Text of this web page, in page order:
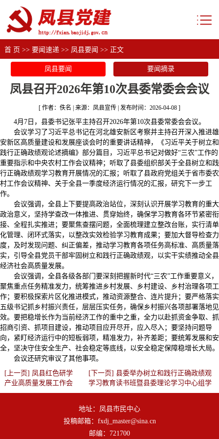
首 页 >> 要闻速递>> 凤县要闻 >> 正文
凤县要闻 要闻摘录
凤县召开2026年第10次县委常委会会议
[ 作者：佚名 | 来源：凤县宣传 | 发布时间：2026-04-08 ]
4月7日，县委书记张平主持召开2026年第10次县委常委会会议。
会议学习了习近平总书记在河北雄安新区考察并主持召开深入推进雄
安新区高质量建设和发展座谈会时的重要讲话精神，《习近平关于树立和
践行正确政绩观论述摘编》部分篇目，习近平总书记对做好“三农”工作的
重要指示和中央农村工作会议精神；听取了县委组织部关于全县树立和践
行正确政绩观学习教育开展情况的汇报；听取了县政府党组关于省市委农
村工作会议精神、关于全县一季度经济运行情况的汇报，研究下一步工
作。
会议强调，全县上下要提高政治站位，深刻认识开展学习教育的重大
政治意义，坚持学查改一体推进、贯穿始终，确保学习教育各环节紧密衔
接、全程扎实推进；要聚焦查摆问题，全面梳理建立整改台账，实行清单
化管理、闭环式落实，以整改实效检验学习教育成果；要加大督导检查力
度，及时发现问题、纠正偏差，推动学习教育各项任务高标准、高质量落
实，引导全县党员干部牢固树立和践行正确政绩观，以实干实绩推动全县
经济社会高质量发展。
会议强调，全县各级各部门要深刻把握新时代“三农”工作重要意义，
聚焦重点任务精准发力，统筹推进乡村发展、乡村建设、乡村治理各项工
作；要积极探索片区化推进模式，推动资源整合、连片提升；要严格落实
五级书记抓乡村振兴责任，层层压实任务，确保乡村振兴各项部署落地见
效。要把稳增长作为当前经济工作的重中之重，全力以赴抓资金争取、抓
招商引资、抓项目建设，推动项目应开尽开，应入尽入；要坚持问题导
向，紧盯经济运行中的短板弱项，精准发力，补齐差距；要统筹发展和安
全，坚决守住安全生产、社会稳定等底线，以安全稳定保障稳增长大局。
会议还研究审议了其他事项。
[上一页] 凤县红色研学
产业高质量发展工作会
议召开
[下一页] 县委举办树立和践行正确政绩观
学习教育读书班暨县委理论学习中心组学
习会议
地址：凤县市民中心
投稿邮箱：fxdj_master@sina.cn
邮编：721700